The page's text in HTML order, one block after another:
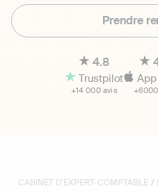
Prendre
4.8
Trustpilot
+14 000 avis
CABINET D'EXPERT-COMPTABLE /